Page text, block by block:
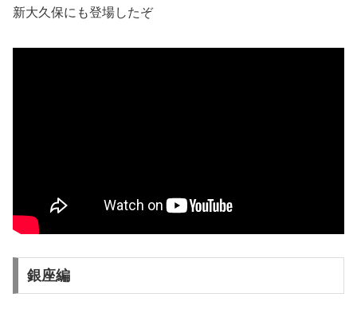
新大久保にも登場したぞ
銀座編